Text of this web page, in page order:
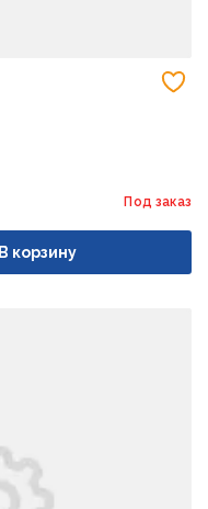
Под заказ
В корзину